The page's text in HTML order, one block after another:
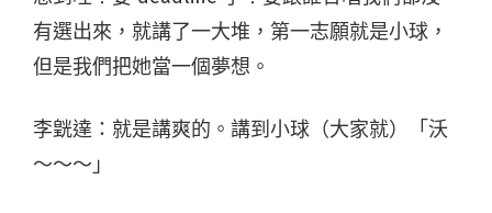
有選出來，就講了一大堆，第一志願就是小球，
但是我們把她當一個夢想。
李皝達：就是講爽的。講到小球（大家就）「沃
～～～」